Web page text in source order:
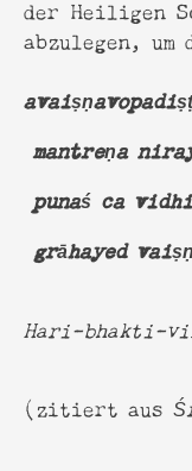
der Heiligen
abzulegen,
mantreṇa
punaś ca
grāhayed
Hari-bhakti-
(zitiert aus